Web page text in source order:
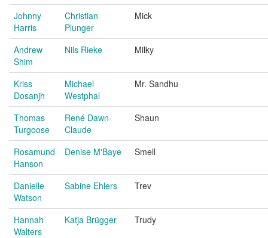
Johnny
Harris
Christian
Plunger
Mick
Andrew
Shim
Nils Rieke Milky
Kriss
Dosanjh
Michael
Westphal
Mr. Sandhu
Thomas
Turgoose
René Dawn-
Claude
Shaun
Rosamund
Hanson
Denise M'Baye Smell
Danielle
Watson
Sabine Ehlers Trev
Hannah
Walters
Katja Brügger Trudy